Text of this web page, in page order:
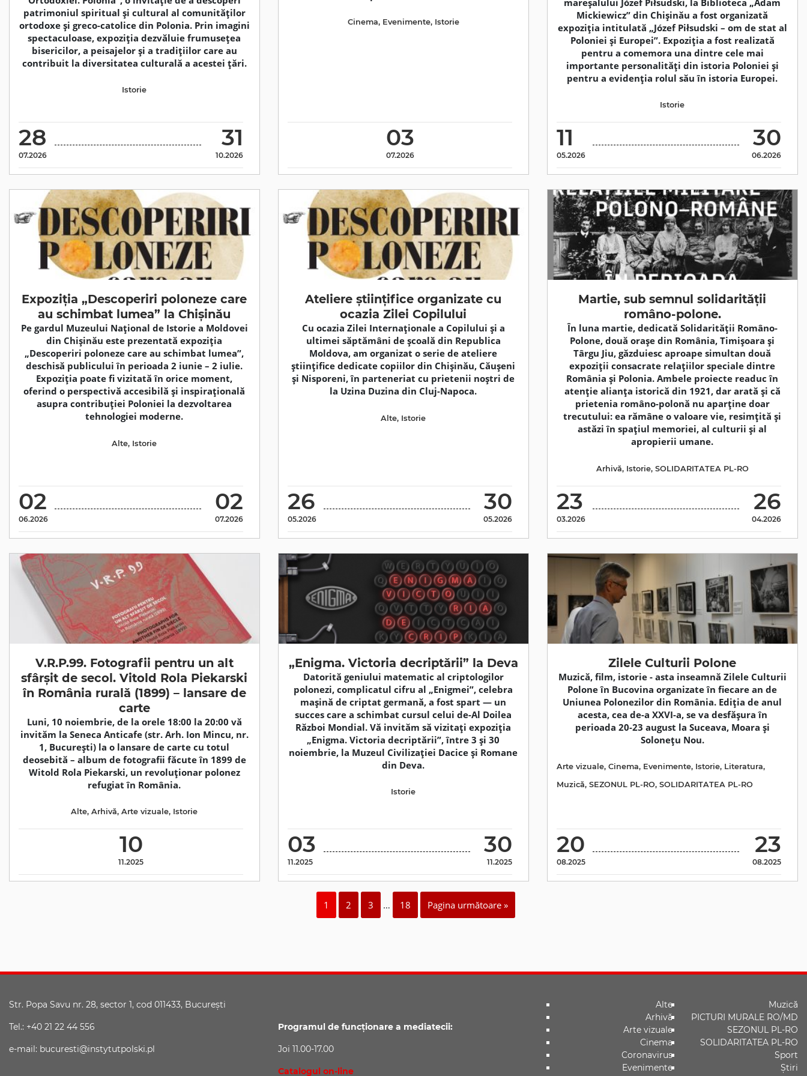
patrimoniul spiritual și cultural al comunităților
ortodoxe și greco-catolice din Polonia. Prin imagini
spectaculoase, expoziția dezvăluie frumusețea
bisericilor, a peisajelor și a tradițiilor care au
contribuit la diversitatea culturală a acestei țări.
28
07.2026
31
10.2026
Istorie
03
07.2026
Cinema, Evenimente, Istorie
mareșalului Józef Piłsudski, la Biblioteca „Adam
Mickiewicz” din Chișinău a fost organizată
expoziția intitulată „Józef Piłsudski – om de stat al
Poloniei și Europei”. Expoziția a fost realizată
pentru a comemora una dintre cele mai
importante personalități din istoria Poloniei și
pentru a evidenția rolul său în istoria Europei.
11
05.2026
30
06.2026
Istorie
Expoziția „Descoperiri poloneze care
au schimbat lumea” la Chișinău
Pe gardul Muzeului Național de Istorie a Moldovei
din Chișinău este prezentată expoziția
„Descoperiri poloneze care au schimbat lumea”,
deschisă publicului în perioada 2 iunie – 2 iulie.
Expoziția poate fi vizitată în orice moment,
oferind o perspectivă accesibilă și inspirațională
asupra contribuției Poloniei la dezvoltarea
tehnologiei moderne.
02
06.2026
02
07.2026
Alte, Istorie
Ateliere științifice organizate cu
ocazia Zilei Copilului
Cu ocazia Zilei Internaționale a Copilului și a
ultimei săptămâni de școală din Republica
Moldova, am organizat o serie de ateliere
științifice dedicate copiilor din Chișinău, Căușeni
și Nisporeni, în parteneriat cu prietenii noștri de
la Uzina Duzina din Cluj-Napoca.
26
05.2026
30
05.2026
Alte, Istorie
Martie, sub semnul solidarității
româno-polone.
În luna martie, dedicată Solidarității Româno-
Polone, două orașe din România, Timișoara și
Târgu Jiu, găzduiesc aproape simultan două
expoziții consacrate relațiilor speciale dintre
România și Polonia. Ambele proiecte readuc în
atenție alianța istorică din 1921, dar arată și că
prietenia româno-polonă nu aparține doar
trecutului: ea rămâne o valoare vie, resimțită și
astăzi în spațiul memoriei, al culturii și al
apropierii umane.
23
03.2026
26
04.2026
Arhivă, Istorie, SOLIDARITATEA PL-RO
V.R.P.99. Fotografii pentru un alt
sfârșit de secol. Vitold Rola Piekarski
în România rurală (1899) – lansare de
carte
Luni, 10 noiembrie, de la orele 18:00 la 20:00 vă
invităm la Seneca Anticafe (str. Arh. Ion Mincu, nr.
1, București) la o lansare de carte cu totul
deosebită – album de fotografii făcute în 1899 de
Witold Rola Piekarski, un revoluționar polonez
refugiat în România.
10
11.2025
Alte,Arhivă,Arte vizuale, Istorie
„Enigma. Victoria decriptării” la Deva
Datorită geniului matematic al criptologilor
polonezi, complicatul cifru al „Enigmei”, celebra
mașină de criptat germană, a fost spart — un
succes care a schimbat cursul celui de-Al Doilea
Război Mondial. Vă invităm să vizitați expoziția
„Enigma. Victoria decriptării”, între 3 și 30
noiembrie, la Muzeul Civilizației Dacice și Romane
din Deva.
03
11.2025
30
11.2025
Istorie
Zilele Culturii Polone
Muzică, film, istorie - asta inseamnă Zilele Culturii
Polone în Bucovina organizate în fiecare an de
Uniunea Polonezilor din România. Ediția de anul
acesta, cea de-a XXVI-a, se va desfășura în
perioada 20-23 august la Suceava, Moara și
Solonețu Nou.
20
08.2025
23
08.2025
Arte vizuale, Cinema, Evenimente, Istorie, Literatura,
Muzică, SEZONUL PL-RO, SOLIDARITATEA PL-RO
1 2 3 … 18 Pagina următoare »
Str. Popa Savu nr. 28, sector 1, cod 011433, Bucureşti
Tel.: +40 21 22 44 556
e-mail: bucuresti@instytutpolski.pl
Programul de funcționare a mediatecii:
Joi 11.00-17.00
Catalogul on-line
Alte
Arhivă
Arte vizuale
Cinema
Coronavirus
Evenimente
Muzică
PICTURI MURALE RO/MD
SEZONUL PL-RO
SOLIDARITATEA PL-RO
Sport
Știri